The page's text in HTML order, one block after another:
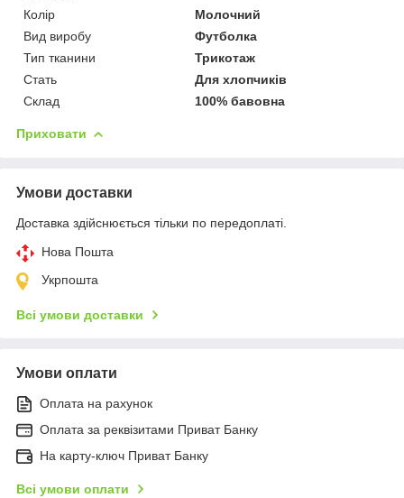
Колір
Молочний
Вид виробу
Футболка
Тип тканини
Трикотаж
Стать
Для хлопчиків
Склад
100% бавовна
Приховати
Умови доставки
Доставка здійснюється тільки по передоплаті.
Нова Пошта
Укрпошта
Всі умови доставки
Умови оплати
Оплата на рахунок
Оплата за реквізитами Приват Банку
На карту-ключ Приват Банку
Всі умови оплати